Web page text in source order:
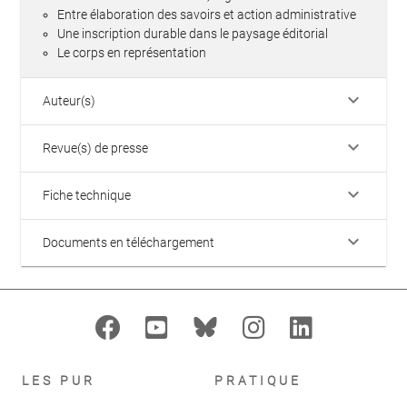
Entre élaboration des savoirs et action administrative
Une inscription durable dans le paysage­ éditorial
Le corps en représentation
Auteur(s) keyboard_arrow_down
Revue(s) de presse keyboard_arrow_down
Fiche technique keyboard_arrow_down
Documents en téléchargement keyboard_arrow_down
LES PUR PRATIQUE